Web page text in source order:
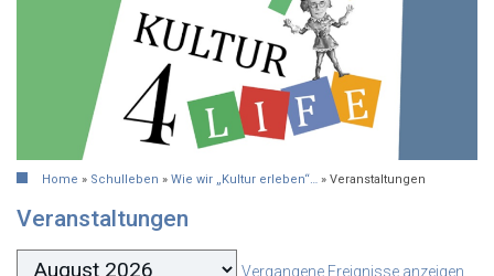
Home » Schulleben » Wie wir „Kultur erleben“… » Veranstaltungen
Veranstaltungen
Auswahl des Monats Vergangene Ereignisse anzeigen